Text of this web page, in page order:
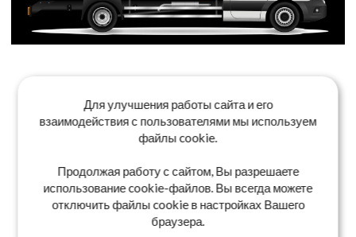
Для улучшения работы сайта и его
взаимодействия с пользователями мы используем
файлы cookie.
Продолжая работу с сайтом, Вы разрешаете
использование cookie-файлов. Вы всегда можете
отключить файлы cookie в настройках Вашего
браузера.